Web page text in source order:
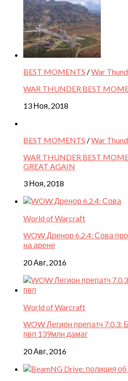
BEST MOMENTS /War
WAR THUNDER BEST
13 Ноя, 2018
BEST MOMENTS /War
WAR THUNDER BEST
GREAT AGAIN
3 Ноя, 2018
World of Warcraft
WOW Дренор 6.2.4: Сова
на арене
20 Авг, 2016
World of Warcraft
WOW Легион препатч 7.0.3:
пвп 139млн дамаг
20 Авг, 2016